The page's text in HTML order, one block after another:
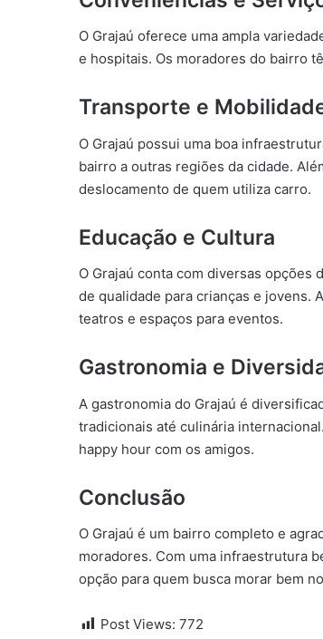
O Grajaú oferece uma ampla
e hospitais. Os moradores do bairro
Transporte e
O Grajaú possui uma boa
bairro a outras regiões da cidade.
deslocamento de quem utiliza carro.
Educação e Cultura
O Grajaú conta com diversas
de qualidade para crianças e jovens.
teatros e espaços para eventos.
Gastronomia e
A gastronomia do Grajaú é
tradicionais até culinária
happy hour com os amigos.
Conclusão
O Grajaú é um bairro completo e
moradores. Com uma infraestrutura
opção para quem busca morar bem
Post Views: 772